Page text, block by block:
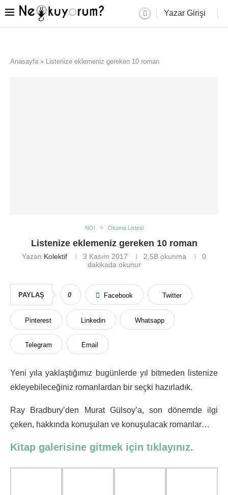
Yazar Girişi
Anasayfa » Listenize eklemeniz gereken 10 roman
NO! Okuma Listesi
Listenize eklemeniz gereken 10 roman
Yazan Kolektif 3 Kasım 2017 2,5B okunma
0
dakikada okunur
PAYLAŞ 0 Facebook Twitter
Pinterest Linkedin Whatsapp
Telegram Email
Yeni yıla yaklaştığımız bugünlerde yıl bitmeden listenize
ekleyebileceğiniz romanlardan bir seçki hazırladık.
Ray Bradbury’den Murat Gülsoy’a, son dönemde ilgi
çeken, hakkında konuşulan ve konuşulacak romanlar…
Kitap galerisine gitmek için tıklayınız.